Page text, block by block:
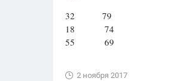
32 79
18 74
55 69
2 ноября 2017